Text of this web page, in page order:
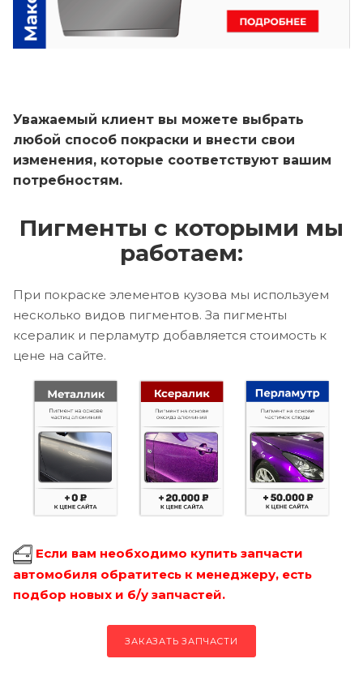
Уважаемый клиент вы можете выбрать
любой способ покраски и внести свои
изменения, которые соответствуют вашим
потребностям.
Пигменты с которыми мы
работаем:
При покраске элементов кузова мы используем
несколько видов пигментов. За пигменты
ксералик и перламутр добавляется стоимость к
цене на сайте.
Если вам необходимо купить запчасти
автомобиля обратитесь к менеджеру, есть
подбор новых и б/у запчастей.
ЗАКАЗАТЬ ЗАПЧАСТИ